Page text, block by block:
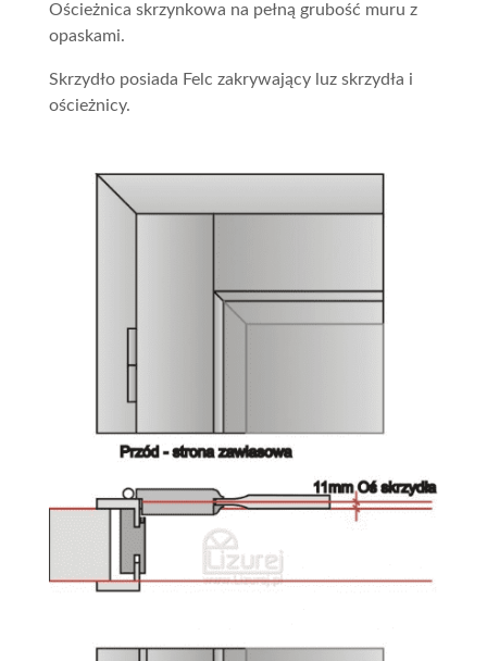
Ościeżnica skrzynkowa na pełną grubość muru z
opaskami.
Skrzydło posiada Felc zakrywający luz skrzydła i
ościeżnicy.